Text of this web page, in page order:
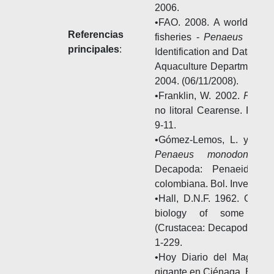
Referencias
principales:
2006.
•FAO. 2008. A world
fisheries - Penaeus
Identification and Data
Aquaculture Department
2004. (06/11/2008).
•Franklin, W. 2002.
no litoral Cearense. Rev.
9-11.
•Gómez-Lemos, L. y N.
Penaeus monodon
Decapoda:
colombiana. Bol. Invest.
•Hall, D.N.F. 1962.
biology of some
(Crustacea: Decapoda).
1-229.
•Hoy Diario del
gigante en Ciénaga.